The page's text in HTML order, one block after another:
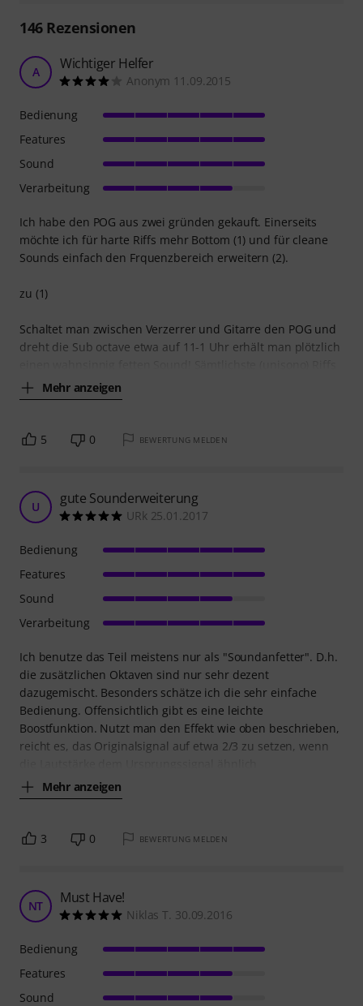
146Rezensionen
A Wichtiger Helfer
Anonym 11.09.2015
Ich habe den POG aus zwei gründen gekauft. Einerseits
möchte ich für harte Riffs mehr Bottom (1) und für cleane
Sounds einfach den Frquenzbereich erweitern (2).
zu (1)
Schaltet man zwischen Verzerrer und Gitarre den POG und
dreht die Sub octave etwa auf 11-1 Uhr erhält man plötzlich
Mehr anzeigen
Bedienung
Features
Sound
Verarbeitung
5 0 BEWERTUNG MELDEN
U gute Sounderweiterung
URk 25.01.2017
Ich benutze das Teil meistens nur als "Soundanfetter". D.h.
die zusätzlichen Oktaven sind nur sehr dezent
dazugemischt. Besonders schätze ich die sehr einfache
Bedienung. Offensichtlich gibt es eine leichte
Boostfunktion. Nutzt man den Effekt wie oben beschrieben,
reicht es, das Originalsignal auf etwa 2/3 zu setzen, wenn
Mehr anzeigen
Bedienung
Features
Sound
Verarbeitung
3 0 BEWERTUNG MELDEN
NT Must Have!
Niklas T. 30.09.2016
Bedienung
Features
Sound